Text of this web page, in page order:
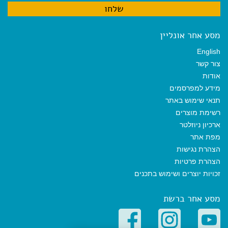
מסע אחר אונליין
English
צור קשר
אודות
מידע למפרסמים
תנאי שימוש באתר
רשימת מוצרים
ארכיון ניוזלטר
מפת אתר
הצהרת נגישות
הצהרת פרטיות
זכויות יוצרים ושימוש בתכנים
מסע אחר ברשת